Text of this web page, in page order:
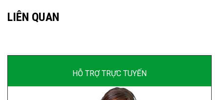
LIÊN QUAN
HỖ TRỢ TRỰC TUYẾN